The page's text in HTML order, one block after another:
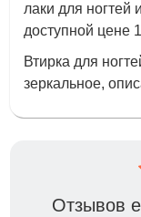
лаки для ногтей
доступной цене
Втирка для
зеркальное,
Отзывов